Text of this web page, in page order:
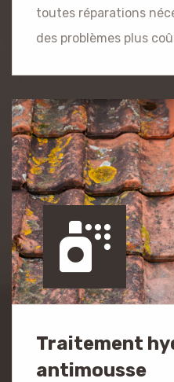
toutes réparations
des problèmes plus
Traitement
antimousse